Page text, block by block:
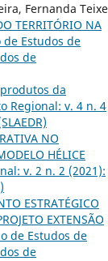
Fernanda
TERRITÓRIO NA
Estudos de
de
da
Regional: v. 4 n. 4
NO
HÉLICE
v. 2 n. 2 (2021):
ESTRATÉGICO
EXTENSÃO
de Estudos de
de